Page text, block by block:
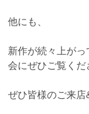
他にも、
新作が続々上が
会にぜひご覧くだ
ぜひ皆様のご来店